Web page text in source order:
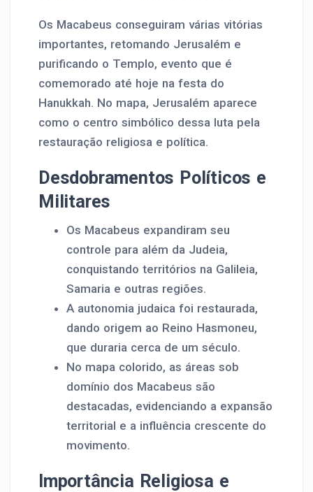
Os Macabeus conseguiram várias vitórias
importantes, retomando Jerusalém e
purificando o Templo, evento que é
comemorado até hoje na festa do
Hanukkah. No mapa, Jerusalém aparece
como o centro simbólico dessa luta pela
restauração religiosa e política.
Desdobramentos Políticos e
Militares
Os Macabeus expandiram seu
controle para além da Judeia,
conquistando territórios na Galileia,
Samaria e outras regiões.
A autonomia judaica foi restaurada,
dando origem ao Reino Hasmoneu,
que duraria cerca de um século.
No mapa colorido, as áreas sob
domínio dos Macabeus são
destacadas, evidenciando a expansão
territorial e a influência crescente do
movimento.
Importância Religiosa e